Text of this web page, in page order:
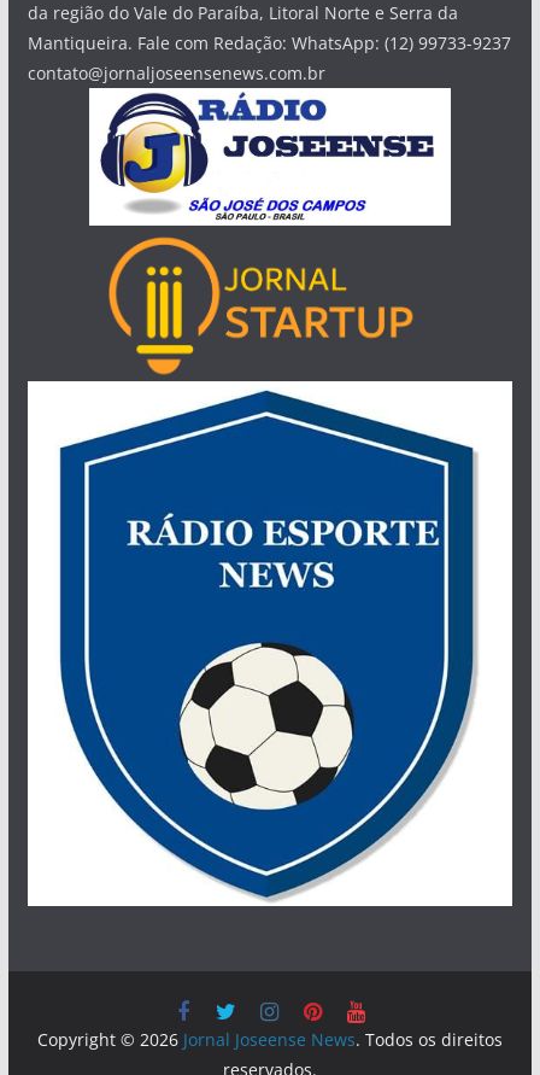
da região do Vale do Paraíba, Litoral Norte e Serra da
Mantiqueira. Fale com Redação: WhatsApp: (12) 99733-9237
contato@jornaljoseensenews.com.br
Copyright © 2026 Jornal Joseense News. Todos os direitos
reservados.